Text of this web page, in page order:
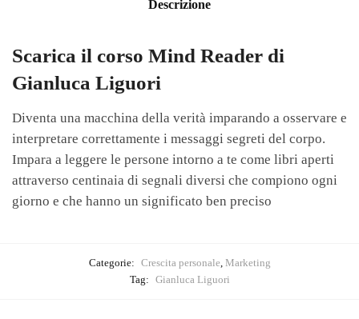
Descrizione
Scarica il corso Mind Reader di
Gianluca Liguori
Diventa una macchina della verità imparando a osservare e
interpretare correttamente i messaggi segreti del corpo.
Impara a leggere le persone intorno a te come libri aperti
attraverso centinaia di segnali diversi che compiono ogni
giorno e che hanno un significato ben preciso
Categorie: Crescita personale, Marketing
Tag: Gianluca Liguori